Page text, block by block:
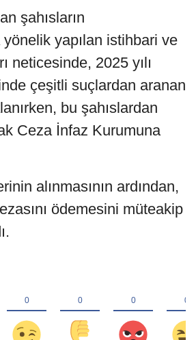
şahısların
yapılan istihbari ve
neticesinde, 2025 yılı
çeşitli suçlardan aranan
bu şahıslardan
Ceza İnfaz Kurumuna
alınmasının ardından,
ödemesini müteakip